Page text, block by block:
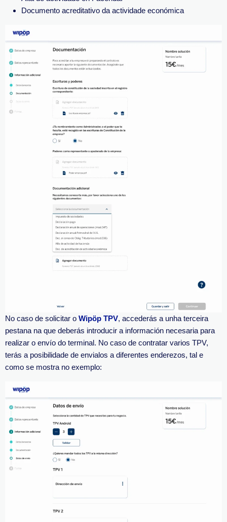
Documento acreditativo da actividade económica
No caso de solicitar o Wipöp TPV, accederás a unha terceira
pestana na que deberás introducir a información necesaria para
realizar o envío do terminal. No caso de contratar varios TPV,
terás a posibilidade de envialos a diferentes enderezos, tal e
como se mostra no exemplo: